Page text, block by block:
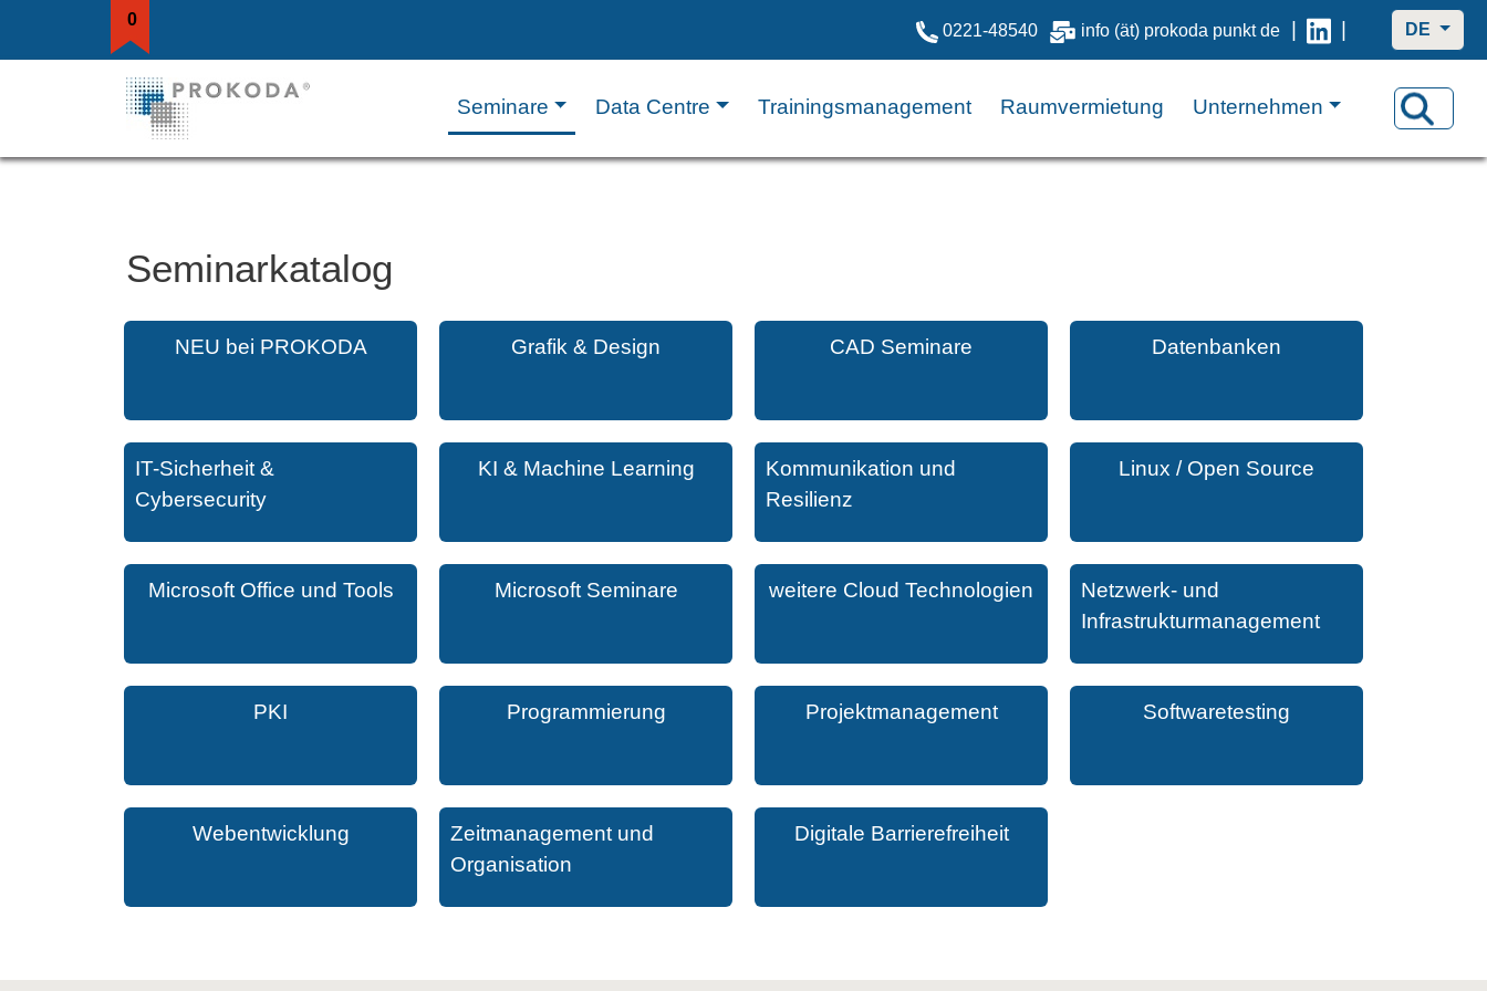
0
0221-48540 info (ät) prokoda punkt de | | DE
Seminare Data Centre Trainingsmanagement Raumvermietung Unternehmen
Seminarkatalog
NEU bei PROKODA Grafik & Design CAD Seminare Datenbanken
IT-Sicherheit &
Cybersecurity
KI & Machine Learning
Kommunikation und
Resilienz
Linux / Open Source
Microsoft Office und Tools Microsoft Seminare weitere Cloud Technologien
Netzwerk- und
Infrastrukturmanagement
PKI Programmierung Projektmanagement Softwaretesting
Webentwicklung
Zeitmanagement und
Organisation
Digitale Barrierefreiheit